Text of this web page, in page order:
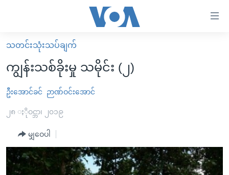
လွယ်ကူ
စေ
သည့်
Link
များ
အကြောင်းအရာ
သို့
မူလစာမျက်နှာ
မြန်မာ
ကမ္ဘာ့သတင်းများ
နိုင်ငံတကာ
တရုတ်
အစ္စရေး-ပါလက်စတိုင်း
ဗွီဒီယို
ရပ်ဝန်းတခု လမ်းတခု အလွန်
အင်္ဂလိပ်စာလေ့လာမယ်
သတင်းသုံးသပ်ချက်
ကျွန်းသစ်ခိုးမှု သမိုင်း (၂)
ဦးအောင်ခင် ဉာဏ်ဝင်းအောင်
၂၈ ႏိုဝင္ဘာ၊ ၂၀၁၉
မျှဝေပါ